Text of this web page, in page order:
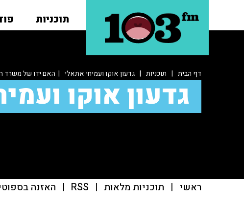
תוכניות
דף הבית | תוכניות | גדעון אוקו ועמיחי אתאלי | האם ידו של משרד
גדעון אוקו
ראשי | תוכניות מלאות |
RSS
| האזנה